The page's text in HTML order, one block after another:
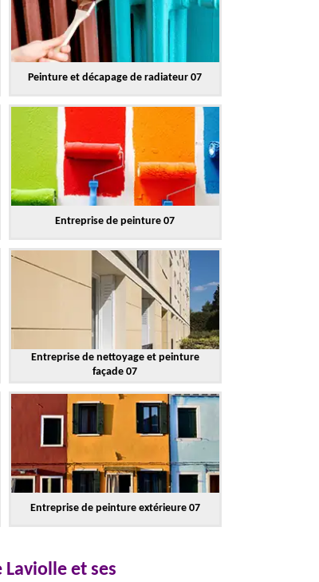
Peinture et décapage de radiateur 07
Entreprise de peinture 07
Entreprise de nettoyage et peinture
façade 07
Entreprise de peinture extérieure 07
et ses